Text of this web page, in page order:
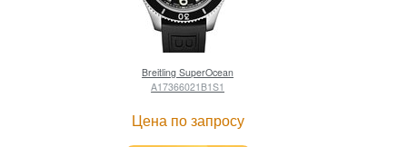
Breitling SuperOcean
A17366021B1S1
Цена по запросу